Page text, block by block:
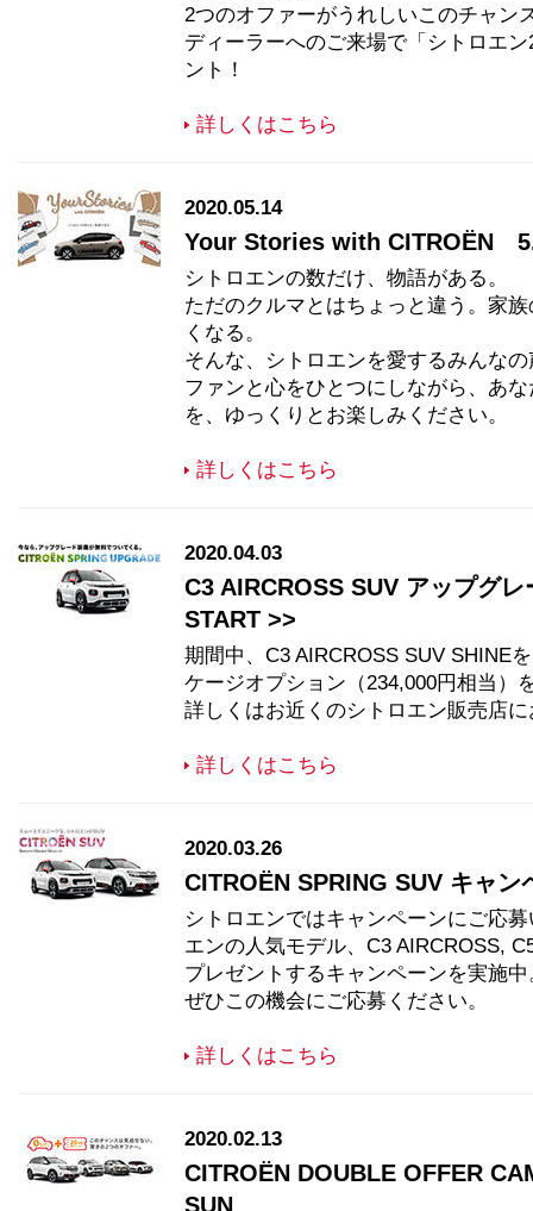
2つのオファーがうれしいこのチャン
ディーラーへのご来場で「シトロエ
ント！
詳しくはこちら
2020.05.14
Your Stories with CITROËN
シトロエンの数だけ、物語がある。
ただのクルマとはちょっと違う。家
くなる。
そんな、シトロエンを愛するみんな
ファンと心をひとつにしながら、あ
を、ゆっくりとお楽しみください。
詳しくはこちら
2020.04.03
C3 AIRCROSS SUV アップグ
START >>
期間中、C3 AIRCROSS SUV SHINE
ケージオプション（234,000円相当）
詳しくはお近くのシトロエン販売店
詳しくはこちら
2020.03.26
CITROËN SPRING SUV キャ
シトロエンではキャンペーンにご応
エンの人気モデル、C3 AIRCROSS,
プレゼントするキャンペーンを実施中
ぜひこの機会にご応募ください。
詳しくはこちら
2020.02.13
CITROËN DOUBLE OFFER
SUN